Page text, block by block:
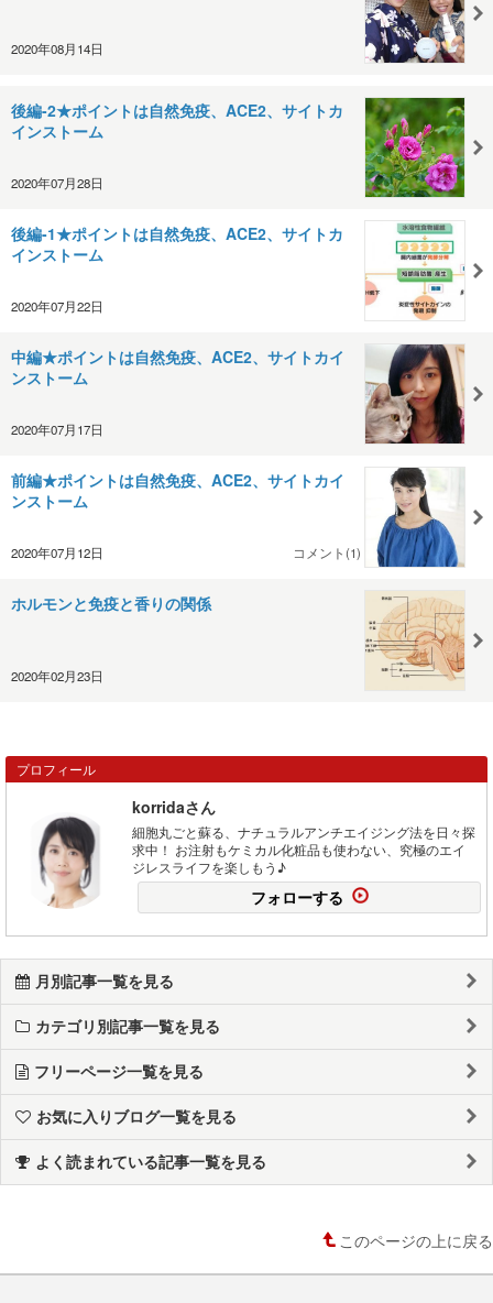
2020年08月14日
後編-2★ポイントは自然免疫、ACE2、サイトカ
インストーム
2020年07月28日
後編-1★ポイントは自然免疫、ACE2、サイトカ
インストーム
2020年07月22日
中編★ポイントは自然免疫、ACE2、サイトカイ
ンストーム
2020年07月17日
前編★ポイントは自然免疫、ACE2、サイトカイ
ンストーム
2020年07月12日 コメント(1)
ホルモンと免疫と香りの関係
2020年02月23日
プロフィール
korridaさん
細胞丸ごと蘇る、ナチュラルアンチエイジング法を日々探
求中！ お注射もケミカル化粧品も使わない、究極のエイ
ジレスライフを楽しもう♪
フォローする
月別記事一覧を見る
カテゴリ別記事一覧を見る
フリーページ一覧を見る
お気に入りブログ一覧を見る
よく読まれている記事一覧を見る
このページの上に戻る